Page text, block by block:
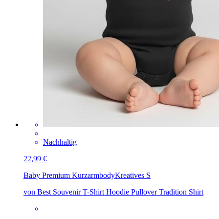
Nachhaltig
22,99 €
Baby Premium KurzarmbodyKreatives S
von Best Souvenir T-Shirt Hoodie Pullover Tradition Shirt